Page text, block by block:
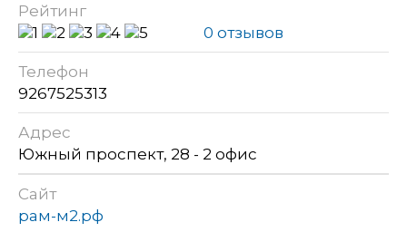
Рейтинг
0 отзывов
Телефон
9267525313
Адрес
Южный проспект, 28 - 2 офис
Сайт
рам-м2.рф